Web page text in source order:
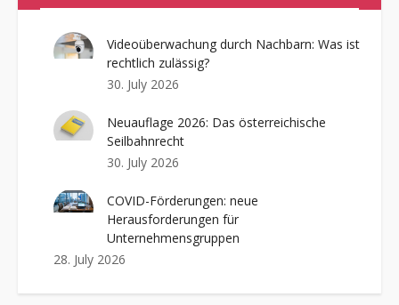
Videoüberwachung durch Nachbarn: Was ist
rechtlich zulässig?
30. July 2026
Neuauflage 2026: Das österreichische
Seilbahnrecht
30. July 2026
COVID-Förderungen: neue
Herausforderungen für
Unternehmensgruppen
28. July 2026